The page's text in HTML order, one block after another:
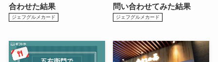
合わせた結果
ジェフグルメカード
問い合わせてみた結果
ジェフグルメカード